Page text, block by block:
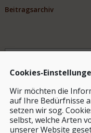
Cookies-
Wir möchten die
auf Ihre Bedürfnisse
setzen wir sog.
selbst, welche Arten
unserer Website
Beitragsarchiv
Archiv